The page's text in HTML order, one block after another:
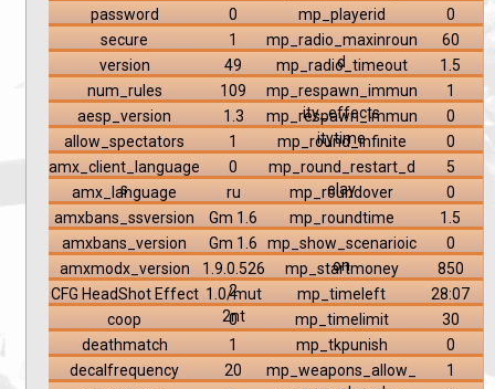
password
0
secure
1
version
49
num_rules
109
aesp_version
1.3
allow_spectators
1
amx_client_language
s
0
amx_language
ru
amxbans_ssversion
Gm 1.6
amxbans_version
Gm 1.6
amxmodx_version
1.9.0.526
2
CFG HeadShot Effect 1.0/mut
2nt
coop
0
deathmatch
1
decalfrequency
20
mp_playerid
0
mp_radio_maxinroun
d
60
mp_radio_timeout
1.5
mp_respawn_immun
ity_effects
1
mp_respawn_immun
itytime
0
mp_round_infinite
0
mp_round_restart_d
elay
5
mp_roundover
0
mp_roundtime
1.5
mp_show_scenarioic
on
0
mp_startmoney
850
mp_timeleft
28:07
mp_timelimit
30
mp_tkpunish
0
mp_weapons_allow_
1